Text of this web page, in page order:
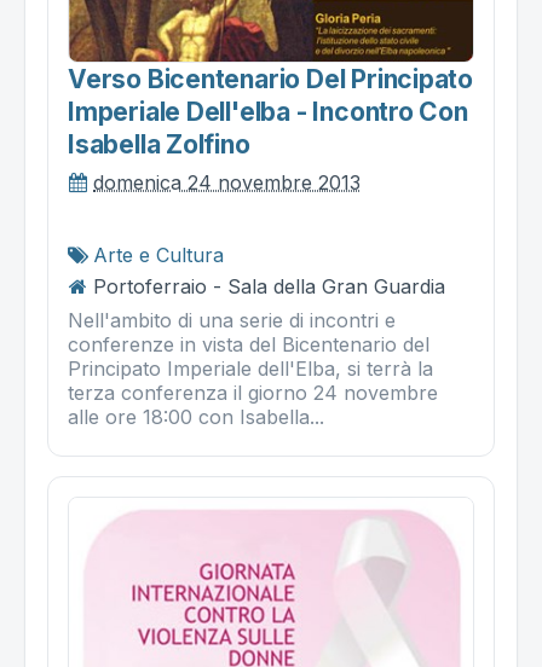
Verso Bicentenario Del Principato
Imperiale Dell'elba - Incontro Con
Isabella Zolfino
domenica 24 novembre 2013
Arte e Cultura
Portoferraio - Sala della Gran Guardia
Nell'ambito di una serie di incontri e
conferenze in vista del Bicentenario del
Principato Imperiale dell'Elba, si terrà la
terza conferenza il giorno 24 novembre
alle ore 18:00 con Isabella...